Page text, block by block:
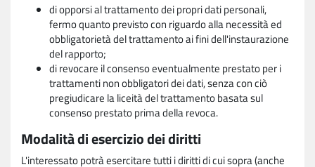
di opporsi al trattamento dei propri dati personali,
fermo quanto previsto con riguardo alla necessità ed
obbligatorietà del trattamento ai fini dell'instaurazione
del rapporto;
di revocare il consenso eventualmente prestato per i
trattamenti non obbligatori dei dati, senza con ciò
pregiudicare la liceità del trattamento basata sul
consenso prestato prima della revoca.
Modalità di esercizio dei diritti
L'interessato potrà esercitare tutti i diritti di cui sopra (anche